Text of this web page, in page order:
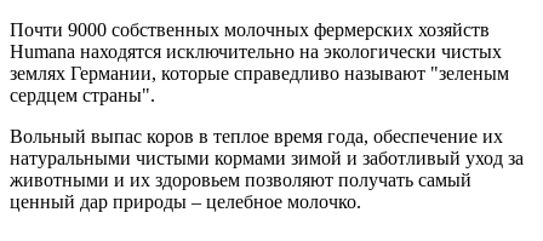
Почти 9000 собственных молочных фермерских хозяйств
Humana находятся исключительно на экологически чистых
землях Германии, которые справедливо называют "зеленым
сердцем страны".
Вольный выпас коров в теплое время года, обеспечение их
натуральными чистыми кормами зимой и заботливый уход за
животными и их здоровьем позволяют получать самый
ценный дар природы – целебное молочко.